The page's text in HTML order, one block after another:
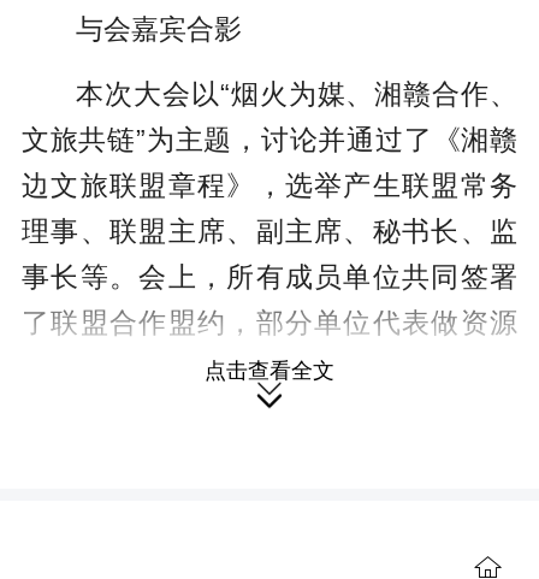
与会嘉宾合影
本次大会以“烟火为媒、湘赣合作、
文旅共链”为主题，讨论并通过了《湘赣
边文旅联盟章程》，选举产生联盟常务
理事、联盟主席、副主席、秘书长、监
事长等。会上，所有成员单位共同签署
了联盟合作盟约，部分单位代表做资源
和产品推介。会上还举行了签约仪式，
湘赣边文旅联盟与铜鼓文化广电旅游局
点击查看全文
